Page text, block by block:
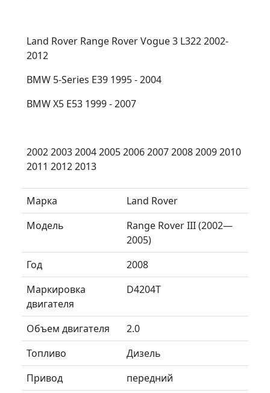
Land Rover Range Rover Vogue 3 L322 2002-
2012
BMW 5-Series E39 1995 - 2004
BMW X5 E53 1999 - 2007
2002 2003 2004 2005 2006 2007 2008 2009 2010
2011 2012 2013
Марка
Land Rover
Модель
Range Rover III (2002—
2005)
Год
2008
Маркировка
двигателя
D4204T
Объем двигателя
2.0
Топливо
Дизель
Привод
передний